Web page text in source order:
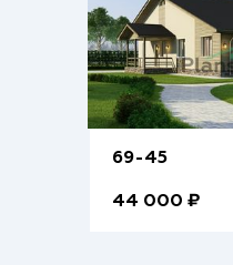
69-45
44 000 ₽